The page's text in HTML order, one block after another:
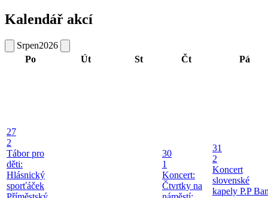
Kalendář akcí
Srpen2026
Po
Út St Čt Pá
27
2
Tábor pro
děti:
Hlásnický
sporťáček
30
1
Koncert:
Čtvrtky na
31
2
Koncert
slovenské
kapely P.P